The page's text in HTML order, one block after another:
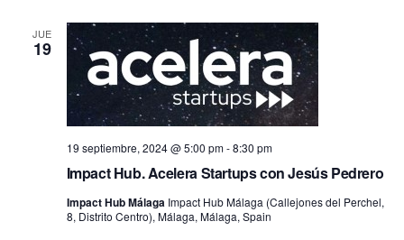
JUE
19
Impact Hub. Acelera Startups con Jesús Pedrero
19 septiembre, 2024 @ 5:00 pm-8:30 pm
Impact Hub Málaga Impact Hub Málaga (Callejones del Perchel,
8, Distrito Centro), Málaga, Málaga, Spain